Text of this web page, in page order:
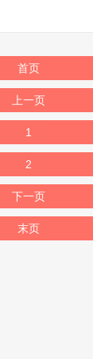
首页
上一页
1
2
下一页
末页